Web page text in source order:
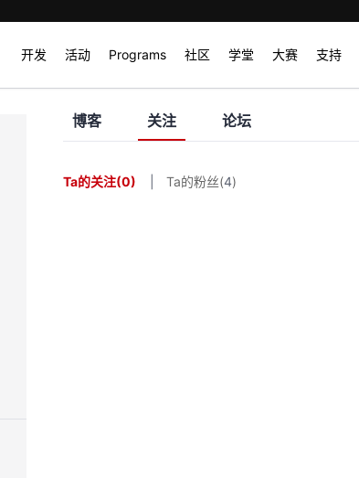
开发 活动 Programs 社区 学堂 大赛 支持
博客 关注 论坛
Ta的关注(0) Ta的粉丝(4)